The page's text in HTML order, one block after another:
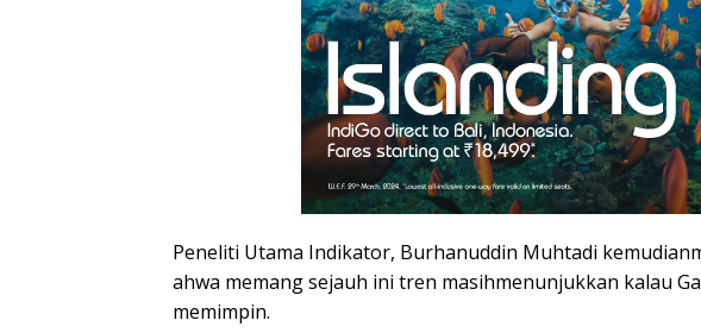
Peneliti Utama Indikator, Burhanuddin Muhtadi
ahwa memang sejauh ini tren masihmenunjukkan kalau
memimpin.